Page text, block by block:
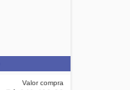
Valor compra